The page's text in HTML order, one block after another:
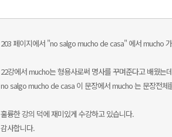
203 페이지에서 "no salgo mucho de casa" 에서 mucho
22강에서 mucho는 형용사로써 명사를 꾸며준다고 배웠
no salgo mucho de casa 이 문장에서 mucho 는 문장전체
훌륭한 강의 덕에 재미있게 수강하고 있습니다.
감사합니다.